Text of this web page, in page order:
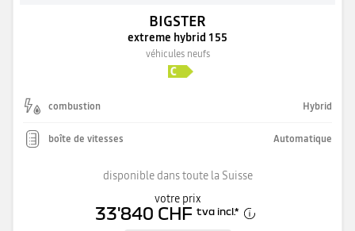
BIGSTER
extreme hybrid 155
véhicules neufs
combustion Hybrid
boîte de vitesses Automatique
disponible dans toute la Suisse
votre prix
33'840 CHF tva incl.*